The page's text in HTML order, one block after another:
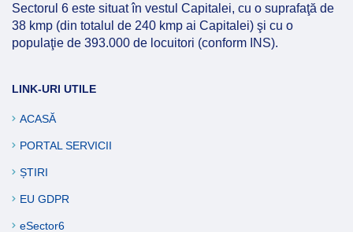
Sectorul 6 este situat în vestul Capitalei, cu o suprafaţă de
38 kmp (din totalul de 240 kmp ai Capitalei) şi cu o
populaţie de 393.000 de locuitori (conform INS).
LINK-URI UTILE
ACASĂ
PORTAL SERVICII
ȘTIRI
EU GDPR
eSector6